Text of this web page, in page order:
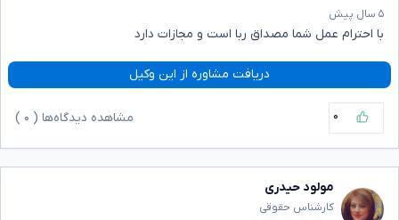
۵ سال پیش
با احترام عمل شما مصداق ربا است و مجازات دارد
دریافت مشاوره از این وکیل
۰ مشاهده دیدگاه‌ها ( ۰
مولود حیدری
کارشناس حقوقی